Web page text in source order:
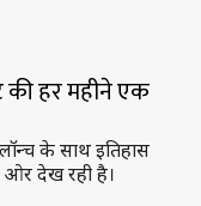
हर महीने एक
के साथ इतिहास
देख रही है।